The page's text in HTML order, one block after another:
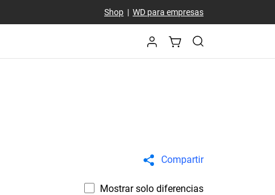
Shop| WD para empresas
Compartir
Mostrar solo diferencias